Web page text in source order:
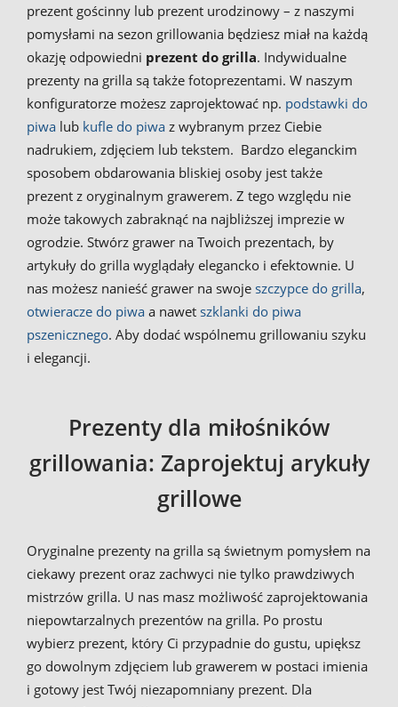
prezent gościnny lub prezent urodzinowy – z naszymi
pomysłami na sezon grillowania będziesz miał na każdą
okazję odpowiedni prezent do grilla. Indywidualne
prezenty na grilla są także fotoprezentami. W naszym
konfiguratorze możesz zaprojektować np. podstawki do
piwa lub kufle do piwa z wybranym przez Ciebie
nadrukiem, zdjęciem lub tekstem. Bardzo eleganckim
sposobem obdarowania bliskiej osoby jest także
prezent z oryginalnym grawerem. Z tego względu nie
może takowych zabraknąć na najbliższej imprezie w
ogrodzie. Stwórz grawer na Twoich prezentach, by
artykuły do grilla wyglądały elegancko i efektownie. U
nas możesz nanieść grawer na swoje szczypce do grilla,
otwieracze do piwa a nawet szklanki do piwa
pszenicznego. Aby dodać wspólnemu grillowaniu szyku
i elegancji.
Prezenty dla miłośników
grillowania: Zaprojektuj arykuły
grillowe
Oryginalne prezenty na grilla są świetnym pomysłem na
ciekawy prezent oraz zachwyci nie tylko prawdziwych
mistrzów grilla. U nas masz możliwość zaprojektowania
niepowtarzalnych prezentów na grilla. Po prostu
wybierz prezent, który Ci przypadnie do gustu, upiększ
go dowolnym zdjęciem lub grawerem w postaci imienia
i gotowy jest Twój niezapomniany prezent. Dla